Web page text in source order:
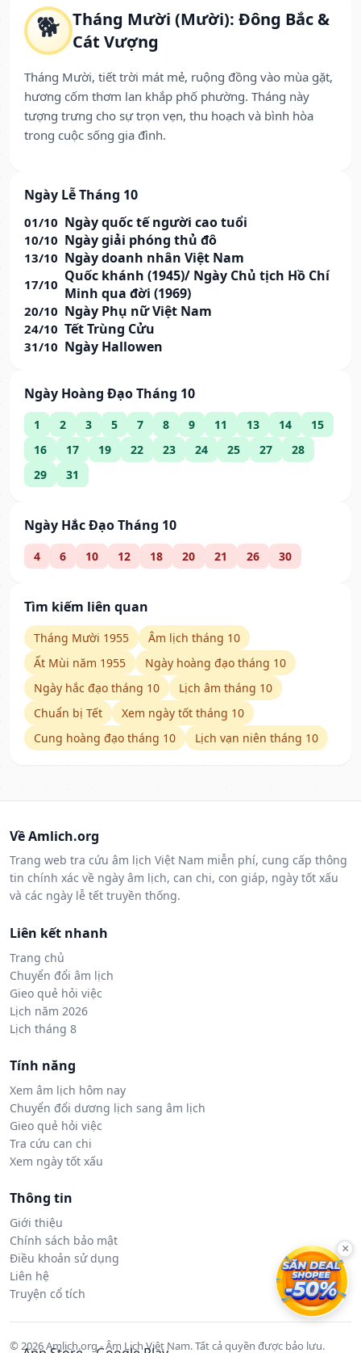
🐕 Tháng Mười (Mười): Đông Bắc &
Cát Vượng
Tháng Mười, tiết trời mát mẻ, ruộng đồng vào mùa gặt,
hương cốm thơm lan khắp phố phường. Tháng này
tượng trưng cho sự trọn vẹn, thu hoạch và bình hòa
trong cuộc sống gia đình.
Ngày Lễ Tháng 10
01/10 Ngày quốc tế người cao tuổi
10/10 Ngày giải phóng thủ đô
13/10 Ngày doanh nhân Việt Nam
17/10 Quốc khánh (1945)/ Ngày Chủ tịch Hồ Chí
Minh qua đời (1969)
20/10 Ngày Phụ nữ Việt Nam
24/10 Tết Trùng Cửu
31/10 Ngày Hallowen
Ngày Hoàng Đạo Tháng 10
1 2 3 5 7 8 9 11 13 14
15
16
17 19 22 23 24 25 27
28
29
31
Ngày Hắc Đạo Tháng 10
4 6 10 12 18 20 21 26 30
Tìm kiếm liên quan
Tháng Mười 1955
Âm lịch tháng 10
Ất Mùi năm 1955
Ngày hoàng đạo tháng 10
Ngày hắc đạo tháng 10
Lịch âm tháng 10
Chuẩn bị Tết
Xem ngày tốt tháng 10
Cung hoàng đạo tháng 10
Lịch vạn niên tháng 10
Về Amlich.org
Trang web tra cứu âm lịch Việt Nam miễn phí, cung cấp thông
tin chính xác về ngày âm lịch, can chi, con giáp, ngày tốt xấu
và các ngày lễ tết truyền thống.
Liên kết nhanh
Trang chủ
Chuyển đổi âm lịch
Gieo quẻ hỏi việc
Lịch năm 2026
Lịch tháng 8
Tính năng
Xem âm lịch hôm nay
Chuyển đổi dương lịch sang âm lịch
Gieo quẻ hỏi việc
Tra cứu can chi
Xem ngày tốt xấu
Thông tin
Giới thiệu
Chính sách bảo mật
Điều khoản sử dụng
Liên hệ
Truyện cổ tích
© 2026 Amlich.org - Âm Lịch Việt Nam. Tất cả quyền được bảo lưu.
×